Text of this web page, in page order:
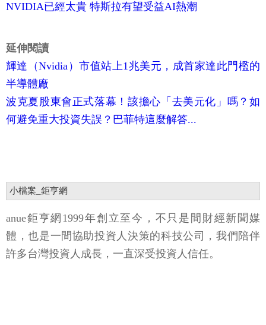
NVIDIA已經太貴 特斯拉有望受益AI熱潮
延伸閱讀
輝達（Nvidia）市值站上1兆美元，成首家達此門檻的
半導體廠
波克夏股東會正式落幕！該擔心「去美元化」嗎？如
何避免重大投資失誤？巴菲特這麼解答...
小檔案_鉅亨網
anue鉅亨網1999年創立至今，不只是間財經新聞媒
體，也是一間協助投資人決策的科技公司，我們陪伴
許多台灣投資人成長，一直深受投資人信任。